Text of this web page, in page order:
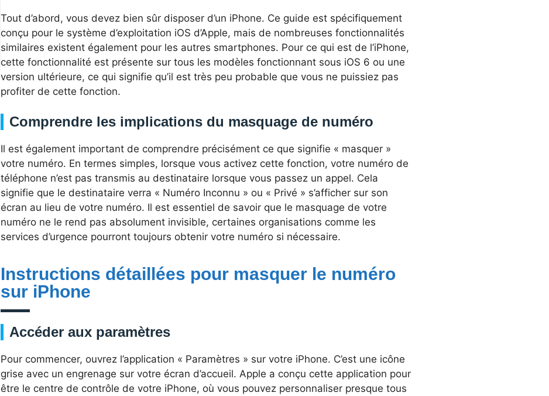
Tout d’abord, vous devez bien sûr disposer d’un iPhone. Ce guide est spécifiquement
conçu pour le système d’exploitation iOS d’Apple, mais de nombreuses fonctionnalités
similaires existent également pour les autres smartphones. Pour ce qui est de l’iPhone,
cette fonctionnalité est présente sur tous les modèles fonctionnant sous iOS 6 ou une
version ultérieure, ce qui signifie qu’il est très peu probable que vous ne puissiez pas
profiter de cette fonction.
Comprendre les implications du masquage de numéro
Il est également important de comprendre précisément ce que signifie « masquer »
votre numéro. En termes simples, lorsque vous activez cette fonction, votre numéro de
téléphone n’est pas transmis au destinataire lorsque vous passez un appel. Cela
signifie que le destinataire verra « Numéro Inconnu » ou « Privé » s’afficher sur son
écran au lieu de votre numéro. Il est essentiel de savoir que le masquage de votre
numéro ne le rend pas absolument invisible, certaines organisations comme les
services d’urgence pourront toujours obtenir votre numéro si nécessaire.
Instructions détaillées pour masquer le numéro
sur iPhone
Accéder aux paramètres
Pour commencer, ouvrez l’application « Paramètres » sur votre iPhone. C’est une icône
grise avec un engrenage sur votre écran d’accueil. Apple a conçu cette application pour
être le centre de contrôle de votre iPhone, où vous pouvez personnaliser presque tous